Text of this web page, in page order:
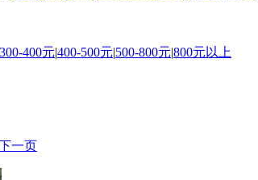
300-400元|400-500元|500-800元|800元以上
一页